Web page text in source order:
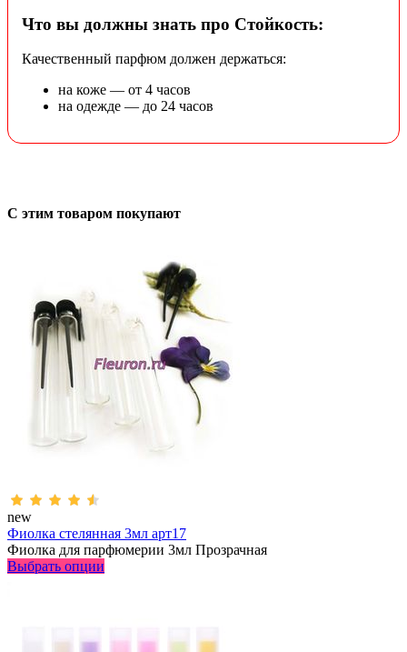
Что вы должны знать про Стойкость:
Качественный парфюм должен держаться:
на коже — от 4 часов
на одежде — до 24 часов
С этим товаром покупают
new
Фиолка стелянная 3мл арт17
Фиолка для парфюмерии 3мл Прозрачная
Выбрать опции